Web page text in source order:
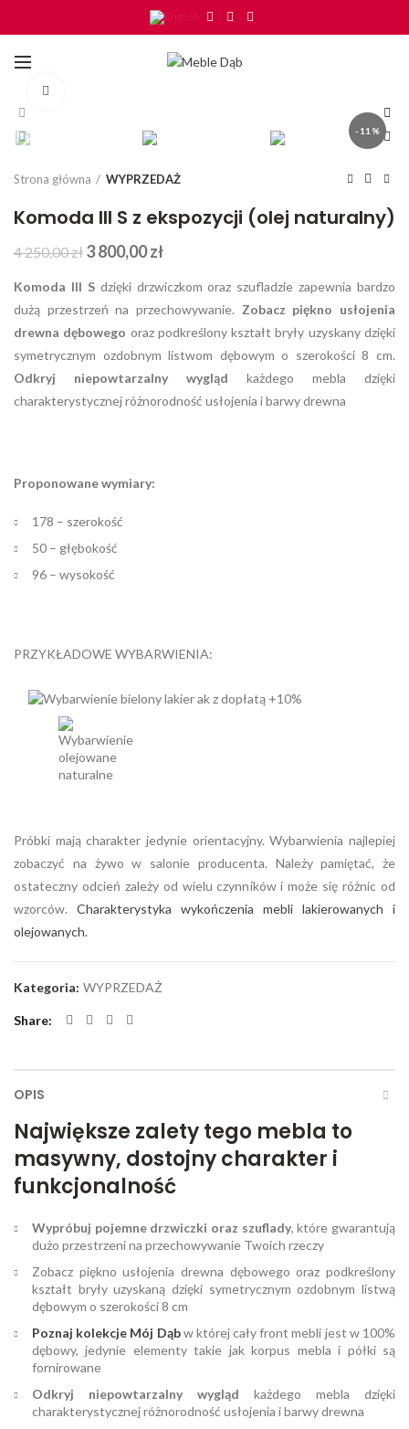
-11%
Strona główna WYPRZEDAŻ
Komoda III S z ekspozycji (olej naturalny)
4 250,00zł 3 800,00zł
Komoda III Sdzięki drzwiczkom oraz szufladzie zapewnia bardzo
dużą przestrzeń na przechowywanie. Zobacz piękno usłojenia
drewna dębowego oraz podkreślony kształt bryły uzyskany dzięki
symetrycznym ozdobnym listwom dębowym o szerokości 8 cm.
Odkryj niepowtarzalny wygląd każdego mebla dzięki
charakterystycznej różnorodność usłojenia i barwy drewna
Proponowane wymiary:
178 – szerokość
50 – głębokość
96 – wysokość
PRZYKŁADOWE WYBARWIENIA:
Próbki mają charakter jedynie orientacyjny. Wybarwienia najlepiej
zobaczyć na żywo w salonie producenta. Należy pamiętać, że
ostateczny odcień zależy od wielu czynników i może się różnic od
wzorców. Charakterystyka wykończenia mebli lakierowanych i
olejowanych.
Kategoria: WYPRZEDAŻ
Share
OPIS
Największe zalety tego mebla to
masywny, dostojny charakter i
funkcjonalność
Wypróbuj pojemne drzwiczki oraz szuflady, które gwarantują
dużo przestrzeni na przechowywanie Twoich rzeczy
Zobacz piękno usłojenia drewna dębowego oraz podkreślony
kształt bryły uzyskaną dzięki symetrycznym ozdobnym listwą
dębowym o szerokości 8 cm
Poznaj kolekcje Mój Dąbw której cały front mebli jest w 100%
dębowy, jedynie elementy takie jak korpus mebla i półki są
fornirowane
Odkryj niepowtarzalny wygląd każdego mebla dzięki
charakterystycznej różnorodność usłojenia i barwy drewna